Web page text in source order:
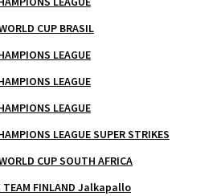
CUP BRASIL
LEAGUE
LEAGUE
LEAGUE
LEAGUE SUPER STRIKES
CUP SOUTH AFRICA
TEAM FINLAND Jalkapallo